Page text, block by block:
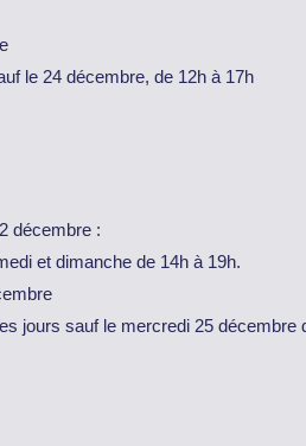
le 24 décembre, de 12h à 17h
décembre :
et dimanche de 14h à 19h.
jours sauf le mercredi 25 décembre